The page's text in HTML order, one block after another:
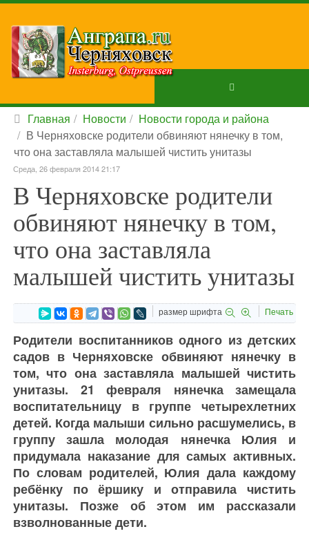
Главная Новости
Новости города и района
В Черняховске родители обвиняют нянечку в том,
что она заставляла малышей чистить унитазы
Среда, 26 февраля 2014 21:17
В Черняховске родители
обвиняют нянечку в том,
что она заставляла
малышей чистить унитазы
размер шрифта Печать
Родители воспитанников одного из детских
садов в Черняховске обвиняют нянечку в
том, что она заставляла малышей чистить
унитазы. 21 февраля нянечка замещала
воспитательницу в группе четырехлетних
детей. Когда малыши сильно расшумелись, в
группу зашла молодая нянечка Юлия и
придумала наказание для самых активных.
По словам родителей, Юлия дала каждому
ребёнку по ёршику и отправила чистить
унитазы. Позже об этом им рассказали
взволнованные дети.